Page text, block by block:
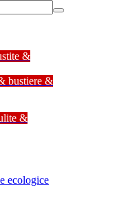
&
bustiere &
&
ecologice